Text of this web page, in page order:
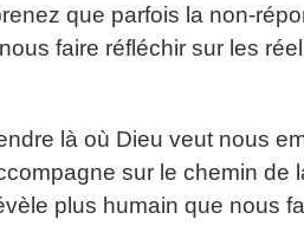
que parfois la non-
faire réfléchir sur les
là où Dieu veut nous
sur le chemin de
plus humain que nous